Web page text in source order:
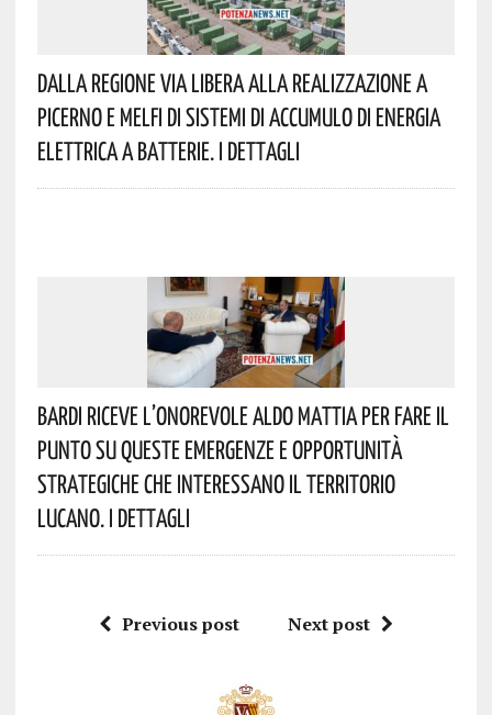
Dalla Regione Via Libera Alla Realizzazione A
Picerno E Melfi Di Sistemi Di Accumulo Di Energia
Elettrica A Batterie. I Dettagli
Bardi Riceve L’onorevole Aldo Mattia Per Fare Il
Punto Su Queste Emergenze E Opportunità
Strategiche Che Interessano Il Territorio
Lucano. I Dettagli
Previous post Next post